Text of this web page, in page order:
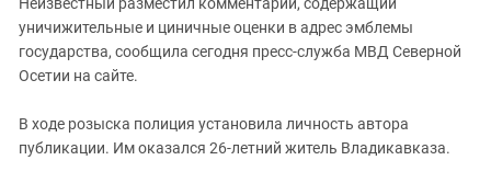
ЮФО
уничижительные и циничные оценки в адрес эмблемы
государства, сообщила сегодня пресс-служба МВД Северной
Осетии на сайте.
В ходе розыска полиция установила личность автора
публикации. Им оказался 26-летний житель Владикавказа.